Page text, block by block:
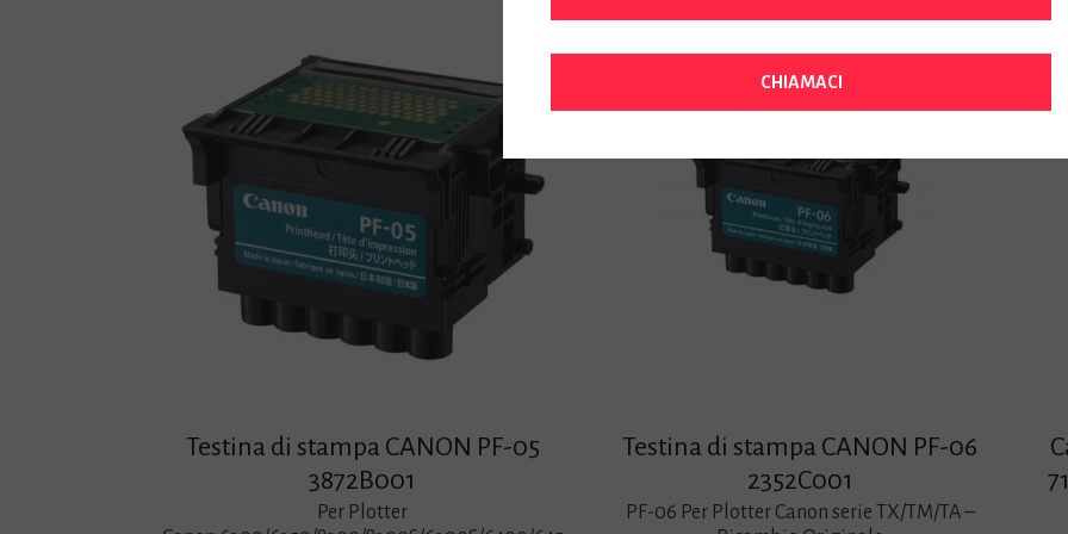
Testina di stampa CANON PF-05
3872B001
Per Plotter
Testina di stampa CANON PF-06
2352C001
PF-06 Per Plotter Canon serie TX/TM/TA –
CHIAMACI